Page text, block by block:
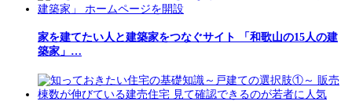
家を建てたい人と建築家をつなぐサイト 「和歌山の15人の建
築家」…